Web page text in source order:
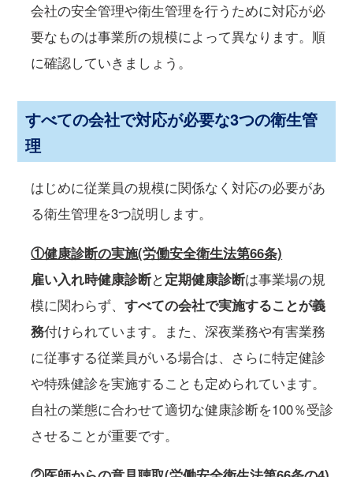
会社の安全管理や衛生管理を行うために対応が必
要なものは事業所の規模によって異なります。順
に確認していきましょう。
すべての会社で対応が必要な3つの衛生管
理
はじめに従業員の規模に関係なく対応の必要があ
る衛生管理を3つ説明します。
①健康診断の実施(労働安全衛生法第66条)
雇い入れ時健康診断と定期健康診断は事業場の規
模に関わらず、すべての会社で実施することが義
務付けられています。また、深夜業務や有害業務
に従事する従業員がいる場合は、さらに特定健診
や特殊健診を実施することも定められています。
自社の業態に合わせて適切な健康診断を100％受診
させることが重要です。